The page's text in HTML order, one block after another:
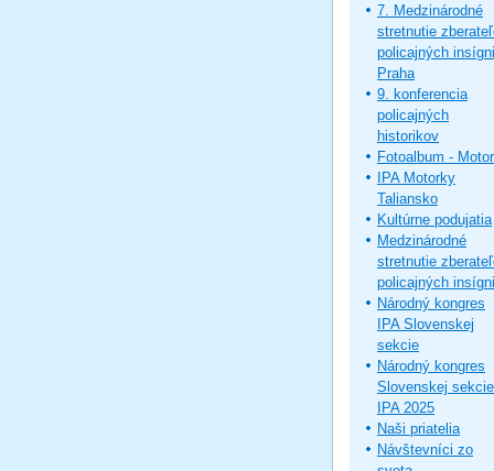
7. Medzinárodné
stretnutie
policajných
Praha
9. konferencia
policajných
historikov
Fotoalbum -
IPA Motorky
Taliansko
Kultúrne podujatia
Medzinárodné
stretnutie
policajných
Národný kongres
IPA Slovenskej
sekcie
Národný kongres
Slovenskej sekcie
IPA 2025
Naši priatelia
Návštevníci zo